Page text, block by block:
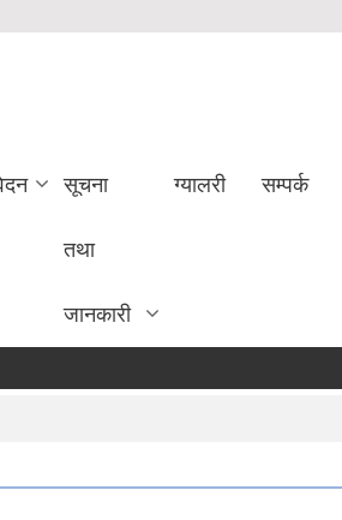
सूचना
तथा
जानकारी
ग्यालरी सम्पर्क